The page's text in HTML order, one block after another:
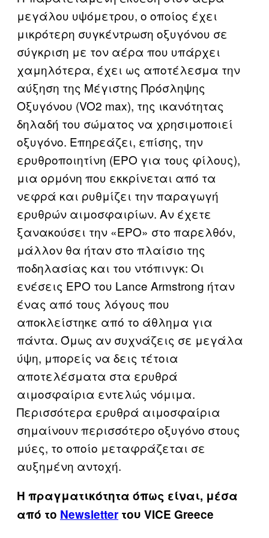
μεγάλου υψόμετρου, ο οποίος έχει
μικρότερη συγκέντρωση οξυγόνου σε
σύγκριση με τον αέρα που υπάρχει
χαμηλότερα, έχει ως αποτέλεσμα την
αύξηση της Μέγιστης Πρόσληψης
Οξυγόνου (VO2 max), της ικανότητας
δηλαδή του σώματος να χρησιμοποιεί
οξυγόνο. Επηρεάζει, επίσης, την
ερυθροποιητίνη (ΕΡΟ για τους φίλους),
μια ορμόνη που εκκρίνεται από τα
νεφρά και ρυθμίζει την παραγωγή
ερυθρών αιμοσφαιρίων. Αν έχετε
ξανακούσει την «ΕΡΟ» στο παρελθόν,
μάλλον θα ήταν στο πλαίσιο της
ποδηλασίας και του ντόπινγκ: Οι
ενέσεις ΕΡΟ του Lance Armstrong ήταν
ένας από τους λόγους που
αποκλείστηκε από το άθλημα για
πάντα. Όμως αν συχνάζεις σε μεγάλα
ύψη, μπορείς να δεις τέτοια
αποτελέσματα στα ερυθρά
αιμοσφαίρια εντελώς νόμιμα.
Περισσότερα ερυθρά αιμοσφαίρια
σημαίνουν περισσότερο οξυγόνο στους
μύες, το οποίο μεταφράζεται σε
αυξημένη αντοχή.
Η πραγματικότητα όπως είναι, μέσα
από το Newsletter του VICE Greece